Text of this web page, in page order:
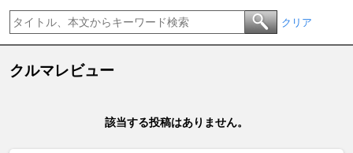
クリア
クルマレビュー
該当する投稿はありません。